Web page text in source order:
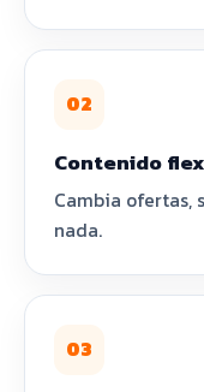
02
Contenido
Cambia ofertas,
nada.
03